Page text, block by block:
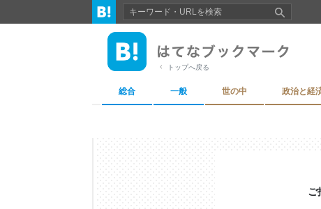
トップへ戻る
総合 一般 世の中 政治と経
ご